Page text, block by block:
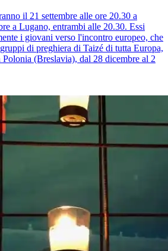
il 21 settembre alle ore 20.30 a
a Lugano, entrambi alle 20.30. Essi
i giovani verso l'incontro europeo, che
di preghiera di Taizé di tutta Europa,
(Breslavia), dal 28 dicembre al 2